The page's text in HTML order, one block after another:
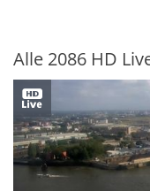
Alle 2086 HD